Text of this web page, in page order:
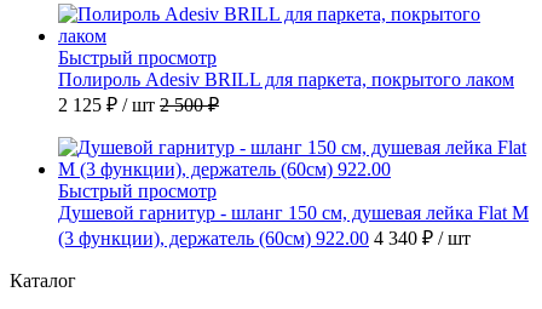
Быстрый просмотр
Полироль Adesiv BRILL для паркета, покрытого лаком
2 125 ₽ / шт 2 500 ₽
Быстрый просмотр
Душевой гарнитур - шланг 150 см, душевая лейка Flat M
(3 функции), держатель (60см) 922.00 4 340 ₽ / шт
Каталог